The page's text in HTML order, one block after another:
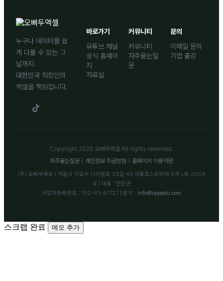
누구나 데이터를 쉽
게 다룰 수 있는 그
날까지.
대한민국 직장인의
엑셀을 책임집니다.
바로가기
유튜브 채널
공식 홈페이
지
자료실
커뮤니티
커뮤니티
자주묻는질
문
문의
이메일 문의
기업 출강
Copyright 2026 오빠두엑셀 All rights reserved.
자주묻는질문
개인정보 취급방침 홈페이지 이용약관
(주) 오빠두에듀 | 서울시 구로구 디지털로 26길 43 대륭포스트타워 8차 L동 2004
호 | 대표 : 전진권
사업자등록번호 : 102-81-47727 | 문의 : info@oppadu.com
스크랩 완료 메모 추가